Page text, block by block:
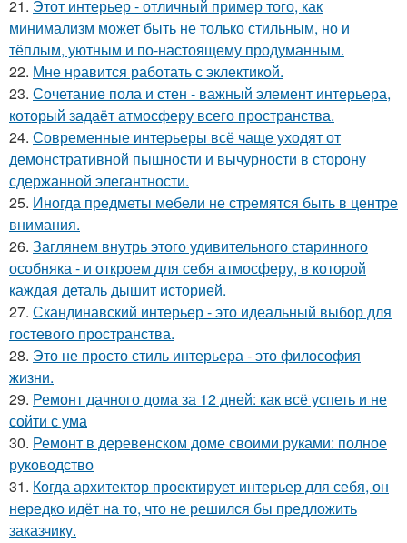
21. Этот интерьер - отличный пример того, как
минимализм может быть не только стильным, но и
тёплым, уютным и по-настоящему продуманным.
22. Мне нравится работать с эклектикой.
23. Сочетание пола и стен - важный элемент интерьера,
который задаёт атмосферу всего пространства.
24. Современные интерьеры всё чаще уходят от
демонстративной пышности и вычурности в сторону
сдержанной элегантности.
25. Иногда предметы мебели не стремятся быть в центре
внимания.
26. Заглянем внутрь этого удивительного старинного
особняка - и откроем для себя атмосферу, в которой
каждая деталь дышит историей.
27. Скандинавский интерьер - это идеальный выбор для
гостевого пространства.
28. Это не просто стиль интерьера - это философия
жизни.
29. Ремонт дачного дома за 12 дней: как всё успеть и не
сойти с ума
30. Ремонт в деревенском доме своими руками: полное
руководство
31. Когда архитектор проектирует интерьер для себя, он
нередко идёт на то, что не решился бы предложить
заказчику.